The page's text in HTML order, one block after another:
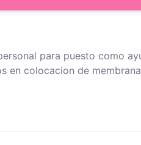
para puesto como
en colocacion de